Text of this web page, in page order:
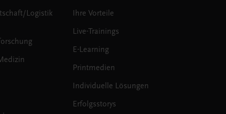
Logistik
Ihre Vorteile
Live-Trainings
E-Learning
Printmedien
Individuelle Lösungen
Erfolgsstorys